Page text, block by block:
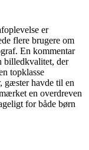
er
flere brugere om
En kommentar
billedkvalitet, der
topklasse
gæster havde til en
en overdreven
for både børn